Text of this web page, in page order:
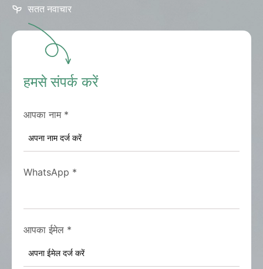
सतत नवाचार
हमसे संपर्क करें
आपका नाम *
WhatsApp *
आपका ईमेल *